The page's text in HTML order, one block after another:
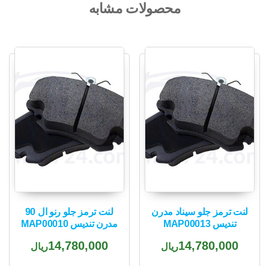
محصولات مشابه
لنت ترمز جلو سیناد مدرن
تندیس MAP00013
14,780,000ریال
لنت ترمز جلو رنو ال 90
مدرن تندیس MAP00010
14,780,000ریال